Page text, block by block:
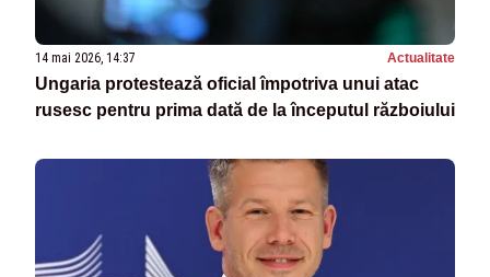
14 mai 2026, 14:37 Actualitate
Ungaria protestează oficial împotriva unui atac
rusesc pentru prima dată de la începutul războiului